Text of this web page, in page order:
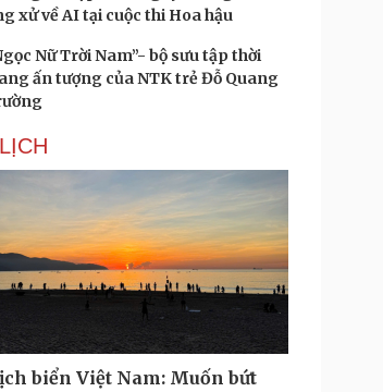
xử về AI tại cuộc thi Hoa hậu
Nữ Trời Nam”- bộ sưu tập thời
ấn tượng của NTK trẻ Đỗ Quang
biển Việt Nam: Muốn bứt